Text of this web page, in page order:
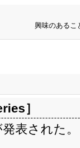
興味のあるこ
］
表された。